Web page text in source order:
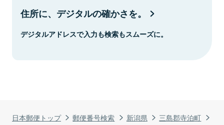
日本郵便トップ 郵便番号検索 新潟県
三島郡寺泊町
住所に、デジタルの確かさを。
デジタルアドレスで入力も検索もスムーズに。